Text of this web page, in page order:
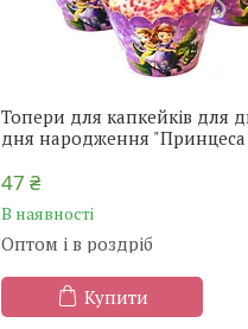
Топери для капкейків для
дня народження "Принцеса
47 ₴
В наявності
Оптом і в роздріб
Купити